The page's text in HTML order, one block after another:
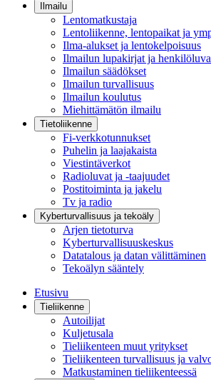
Ilmailu
Lentomatkustaja
Lentoliikenne, lentopaikat ja
Ilma-alukset ja lentokelpoisuus
Ilmailun lupakirjat ja
Ilmailun säädökset
Ilmailun turvallisuus
Ilmailun koulutus
Miehittämätön ilmailu
Tietoliikenne
Fi-verkkotunnukset
Puhelin ja laajakaista
Viestintäverkot
Radioluvat ja -taajuudet
Postitoiminta ja jakelu
Tv ja radio
Kyberturvallisuus ja tekoäly
Arjen tietoturva
Kyberturvallisuuskeskus
Datatalous ja datan välittäminen
Tekoälyn sääntely
Etusivu
Tieliikenne
Autoilijat
Kuljetusala
Tieliikenteen muut yritykset
Tieliikenteen turvallisuus ja
Matkustaminen tieliikenteessä